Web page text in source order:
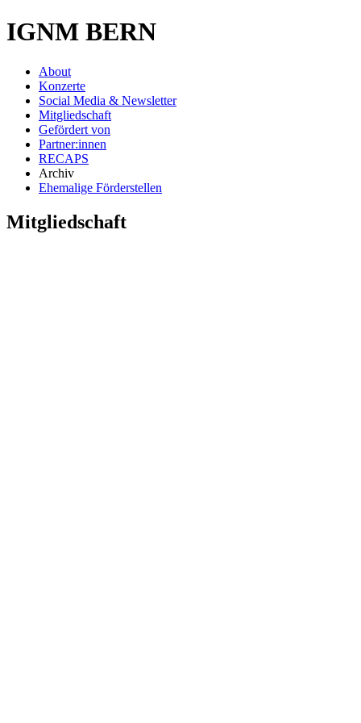
IGNM BERN
About
Konzerte
Social Media & Newsletter
Mitgliedschaft
Gefördert von
Partner:innen
RECAPS
Archiv
Ehemalige Förderstellen
Mitgliedschaft